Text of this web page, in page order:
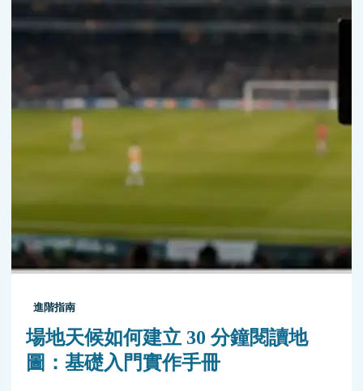
進階指南
場地天候如何建立 30 分鐘閱讀地
圖：基礎入門實作手冊